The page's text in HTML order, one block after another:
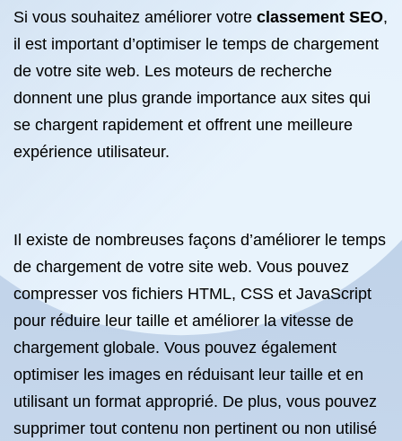
Si vous souhaitez améliorer votre classement SEO,
il est important d’optimiser le temps de chargement
de votre site web. Les moteurs de recherche
donnent une plus grande importance aux sites qui
se chargent rapidement et offrent une meilleure
expérience utilisateur.
Il existe de nombreuses façons d’améliorer le temps
de chargement de votre site web. Vous pouvez
compresser vos fichiers HTML, CSS et JavaScript
pour réduire leur taille et améliorer la vitesse de
chargement globale. Vous pouvez également
optimiser les images en réduisant leur taille et en
utilisant un format approprié. De plus, vous pouvez
supprimer tout contenu non pertinent ou non utilisé